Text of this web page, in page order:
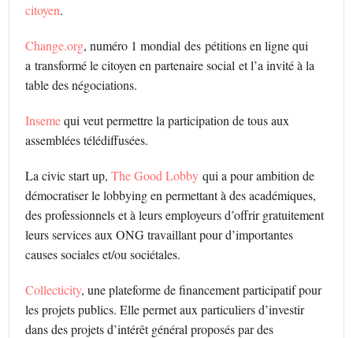
citoyen.
Change.org, numéro 1 mondial des pétitions en ligne qui
a transformé le citoyen en partenaire social et l’a invité à la
table des négociations.
Insemequi veut permettre la participation de tous aux
assemblées télédiffusées.
La civic start up,The Good Lobby qui a pour ambition de
démocratiser le lobbying en permettant à des académiques,
des professionnels et à leurs employeurs d’offrir gratuitement
leurs services aux ONG travaillant pour d’importantes
causes sociales et/ou sociétales.
Collecticity, une plateforme de financement participatif pour
les projets publics. Elle permet aux particuliers d’investir
dans des projets d’intérêt général proposés par des